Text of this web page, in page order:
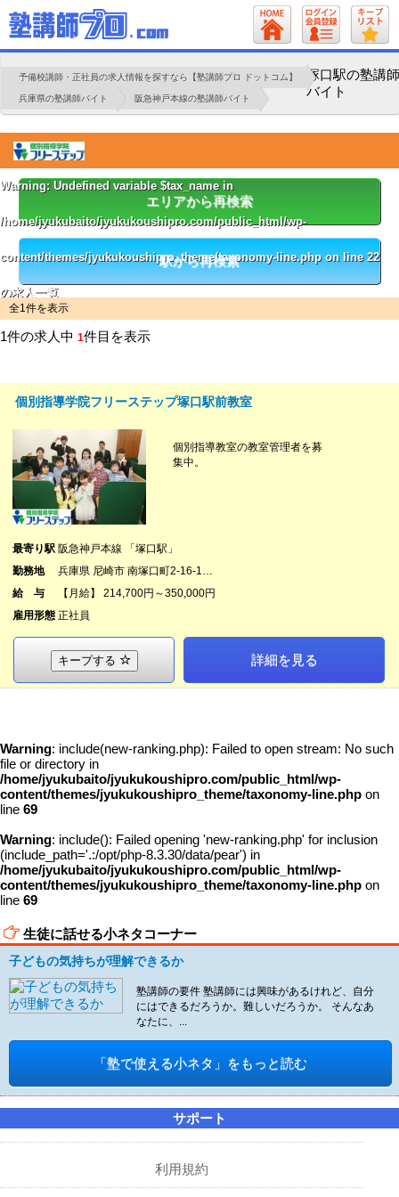
予備校講師・正社員の求人情報を探すなら【塾講師プロ ドットコム】
兵庫県の塾講師バイト 阪急神戸本線の塾講師バイト
塚口駅の塾講師
バイト
Warning: Undefined variable $tax_name in
/home/jyukubaito/jyukukoushipro.com/public_html/wp-
content/themes/jyukukoushipro_theme/taxonomy-line.phpon line 22
の求人一覧
エリアから再検索
駅から再検索
全1件を表示
1件の求人中 1件目を表示
個別指導学院フリーステップ塚口駅前教室
個別指導教室の教室管理者を募
集中。
最寄り駅 阪急神戸本線 「塚口駅」
勤務地
兵庫県 尼崎市 南塚口町2-16-1…
給 与
【月給】 214,700円～350,000円
雇用形態 正社員
キープする 詳細を見る
Warning: include(new-ranking.php): Failed to open stream: No such
file or directory in
/home/jyukubaito/jyukukoushipro.com/public_html/wp-
content/themes/jyukukoushipro_theme/taxonomy-line.php on
line 69
Warning: include(): Failed opening 'new-ranking.php' for inclusion
(include_path='.:/opt/php-8.3.30/data/pear') in
/home/jyukubaito/jyukukoushipro.com/public_html/wp-
content/themes/jyukukoushipro_theme/taxonomy-line.php on
line 69
生徒に話せる小ネタコーナー
子どもの気持ちが理解できるか
塾講師の要件 塾講師には興味があるけれど、自分
にはできるだろうか。難しいだろうか。 そんなあ
なたに、...
「塾で使える小ネタ」をもっと読む
サポート
利用規約